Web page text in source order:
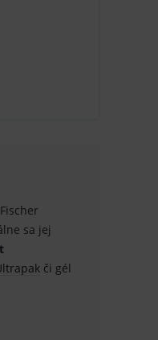
sa jej
či gél